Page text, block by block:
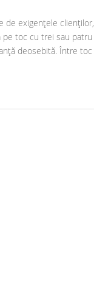
de exigențele clienților,
pe toc cu trei sau patru
deosebită. Între toc